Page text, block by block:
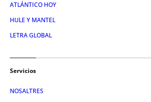
ATLÁNTICO HOY
HULE Y MANTEL
LETRA GLOBAL
Servicios
NOSALTRES